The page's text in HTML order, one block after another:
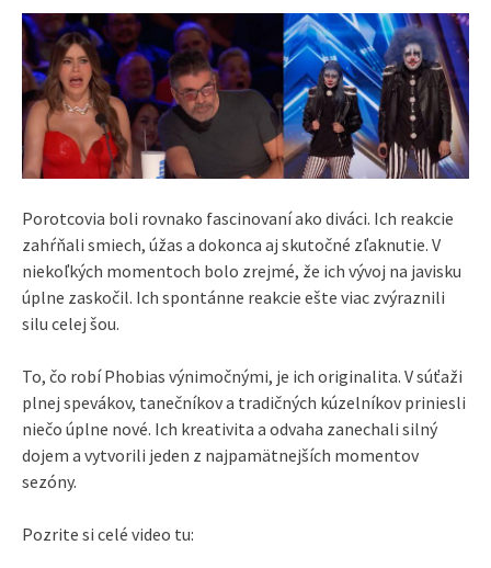
Porotcovia boli rovnako fascinovaní ako diváci. Ich reakcie
zahŕňali smiech, úžas a dokonca aj skutočné zľaknutie. V
niekoľkých momentoch bolo zrejmé, že ich vývoj na javisku
úplne zaskočil. Ich spontánne reakcie ešte viac zvýraznili
silu celej šou.
To, čo robí Phobias výnimočnými, je ich originalita. V súťaži
plnej spevákov, tanečníkov a tradičných kúzelníkov priniesli
niečo úplne nové. Ich kreativita a odvaha zanechali silný
dojem a vytvorili jeden z najpamätnejších momentov
sezóny.
Pozrite si celé video tu: